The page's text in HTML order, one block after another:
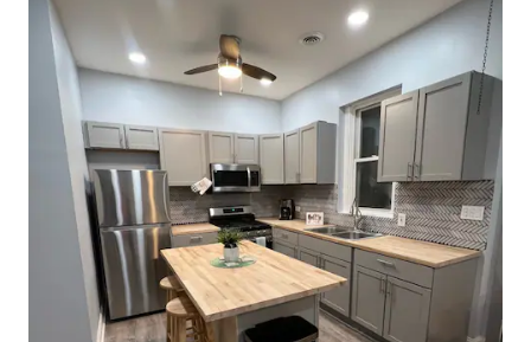
les rues bordées d'arbres de la Petite
Italie jusqu'aux restaurants de toutes
sortes. Les recommandations de l'hôte
incluent Rosebud pour la cuisine
italienne classique et la cuisine asiatique
sur Taylor Street. Promenez-vous dans
le parc Garibaldi à quelques pas, ou dans
le parc Arrigo à un pâté de maisons.